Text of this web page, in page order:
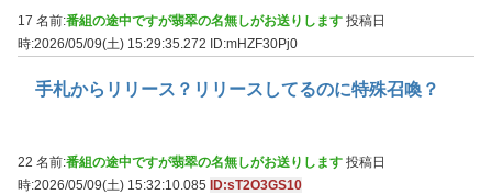
17 名前:番組の途中ですが翡翠の名無しがお送りします 投稿日
時:2026/05/09(土) 15:29:35.272
ID:mHZF30Pj0
手札からリリース？リリースしてるのに特殊召喚？
22 名前:番組の途中ですが翡翠の名無しがお送りします 投稿日
時:2026/05/09(土) 15:32:10.085
ID:sT2O3GS10